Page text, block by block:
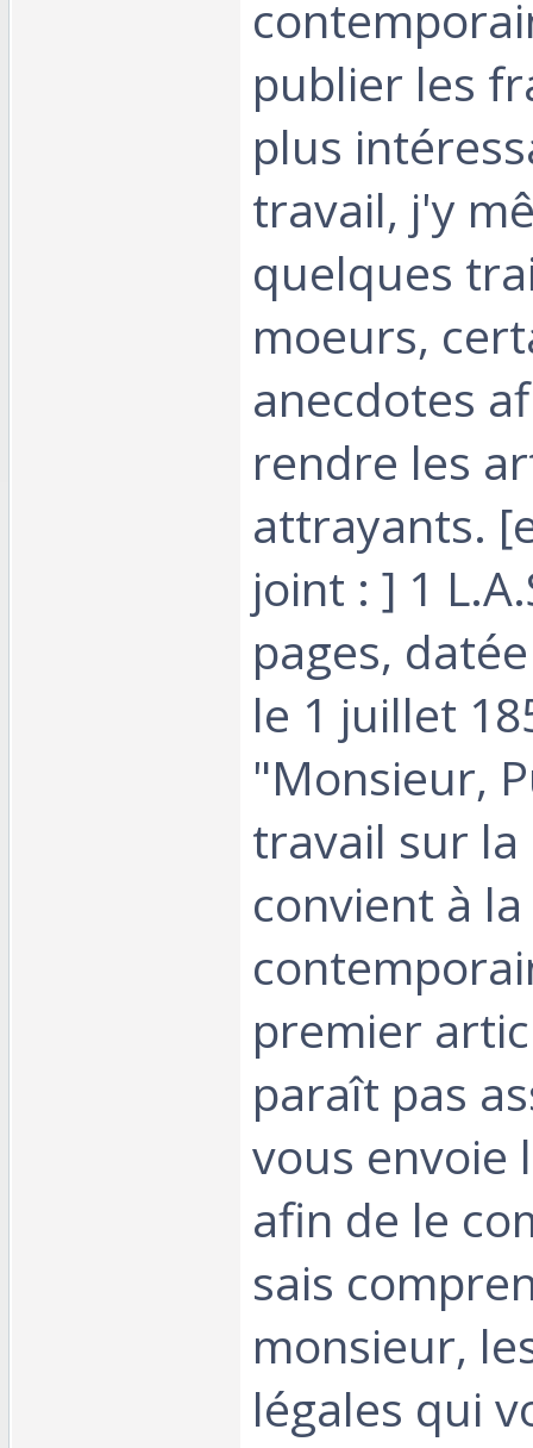
publier les
plus
travail, j'y
quelques
moeurs,
anecdotes
rendre les
attrayants.
joint : ] 1
pages,
le 1 juillet
"Monsieur,
travail sur
convient à
premier
paraît pas
vous envoie
afin de le
sais
monsieur,
légales qui